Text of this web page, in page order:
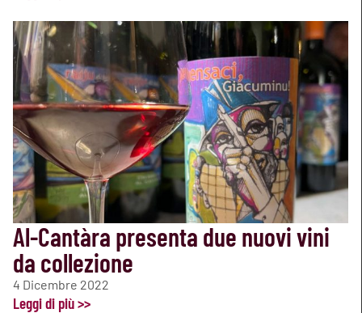
Al-Cantàra presenta due nuovi vini
da collezione
4 Dicembre 2022
Leggi di più >>